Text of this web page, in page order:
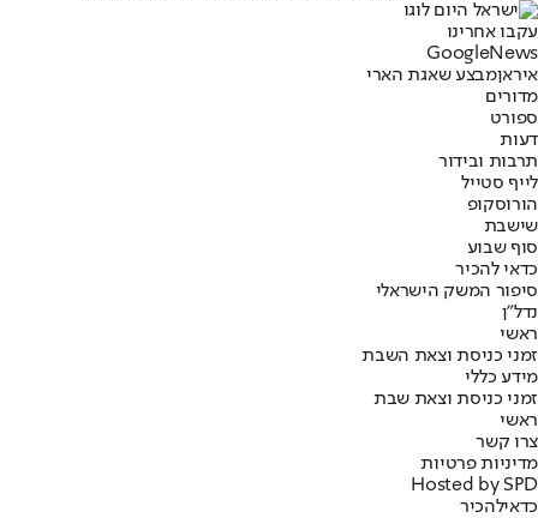
עקבו אחרינו
Googl eNews
איראןמבצע שאגת הארי
מדורים
ספורט
דעות
תרבות ובידור
לייף סטייל
הורוסקופ
שישבת
סוף שבוע
כדאי להכיר
סיפור המשק הישראלי
נדל"ן
ראשי
זמני כניסת וצאת השבת
מידע כללי
זמני כניסת וצאת שבת
ראשי
צרו קשר
מדיניות פרטיות
Hosted by SPD
כדאילהכיר